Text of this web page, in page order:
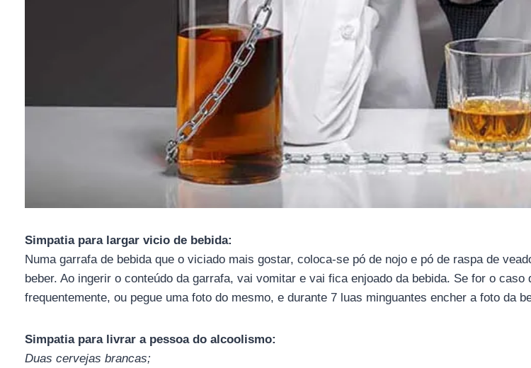
Simpatia para largar vicio de bebida:
Numa garrafa de bebida que o viciado mais gostar, coloca-se pó de nojo e pó de raspa de
beber. Ao ingerir o conteúdo da garrafa, vai vomitar e vai fica enjoado da bebida. Se for o
frequentemente, ou pegue uma foto do mesmo, e durante 7 luas minguantes encher a foto da
Simpatia para livrar a pessoa do alcoolismo:
Duas cervejas brancas;